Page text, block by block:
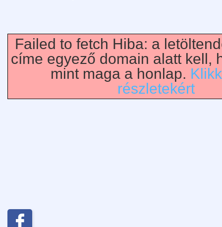
Failed to fetch Hiba: a
címe egyező domain alatt kell,
mint maga a honlap.
részletekért